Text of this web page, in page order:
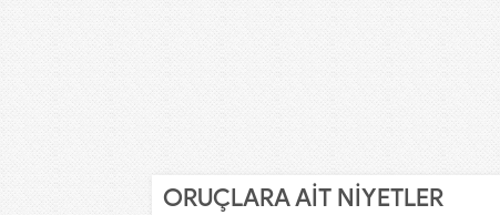
ORUÇLARA AİT NİYETLER